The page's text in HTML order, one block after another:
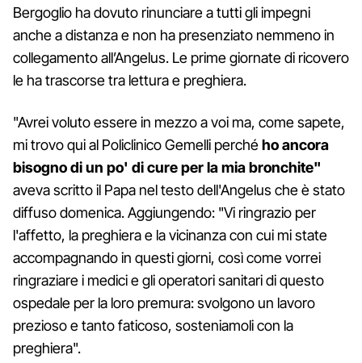
Bergoglio ha dovuto rinunciare a tutti gli impegni
anche a distanza e non ha presenziato nemmeno in
collegamento all’Angelus. Le prime giornate di ricovero
le ha trascorse tra lettura e preghiera.
"Avrei voluto essere in mezzo a voi ma, come sapete,
mi trovo qui al Policlinico Gemelli perchého ancora
bisogno di un po' di cure per la mia bronchite"
aveva scritto il Papa nel testo dell'Angelus che è stato
diffuso domenica. Aggiungendo: "Vi ringrazio per
l'affetto, la preghiera e la vicinanza con cui mi state
accompagnando in questi giorni, così come vorrei
ringraziare i medici e gli operatori sanitari di questo
ospedale per la loro premura: svolgono un lavoro
prezioso e tanto faticoso, sosteniamoli con la
preghiera".